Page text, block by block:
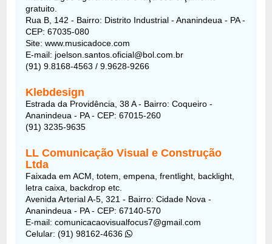
gratuito.
Rua B, 142 - Bairro: Distrito Industrial - Ananindeua - PA -
CEP: 67035-080
Site: www.musicadoce.com
E-mail: joelson.santos.oficial@bol.com.br
(91) 9.8168-4563 / 9.9628-9266
Klebdesign
Estrada da Providência, 38 A - Bairro: Coqueiro -
Ananindeua - PA - CEP: 67015-260
(91) 3235-9635
LL Comunicação Visual e Construção
Ltda
Faixada em ACM, totem, empena, frentlight, backlight,
letra caixa, backdrop etc.
Avenida Arterial A-5, 321 - Bairro: Cidade Nova -
Ananindeua - PA - CEP: 67140-570
E-mail: comunicacaovisualfocus7@gmail.com
Celular: (91) 98162-4636